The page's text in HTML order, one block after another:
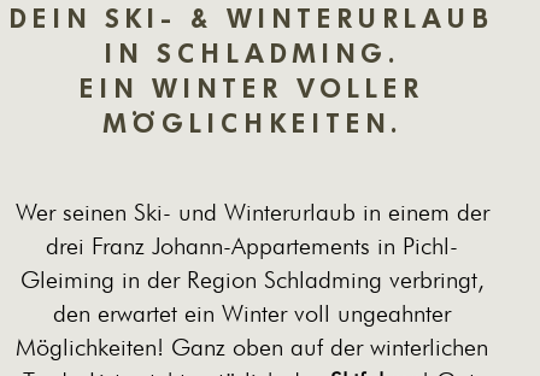
DEIN SKI- & WINTERURLAUB
IN SCHLADMING.
EIN WINTER VOLLER
MÖGLICHKEITEN.
Wer seinen Ski- und Winterurlaub in einem der
drei Franz Johann-Appartements in Pichl-
Gleiming in der Region Schladming verbringt,
den erwartet ein Winter voll ungeahnter
Möglichkeiten! Ganz oben auf der winterlichen